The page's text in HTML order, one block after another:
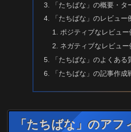
「たちばな」の概要・タ
「たちばな」のレビュー
ポジティブなレビュー
ネガティブなレビュー
「たちばな」のよくある
「たちばな」の記事作成
「たちばな」のア